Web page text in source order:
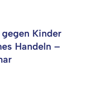
Kinder
Handeln –